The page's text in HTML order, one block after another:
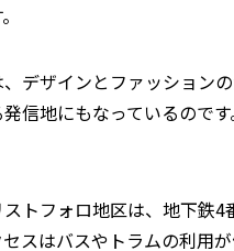
デザインとファッション
信地にもなっているので
トフォロ地区は、地下鉄
スはバスやトラムの利用が